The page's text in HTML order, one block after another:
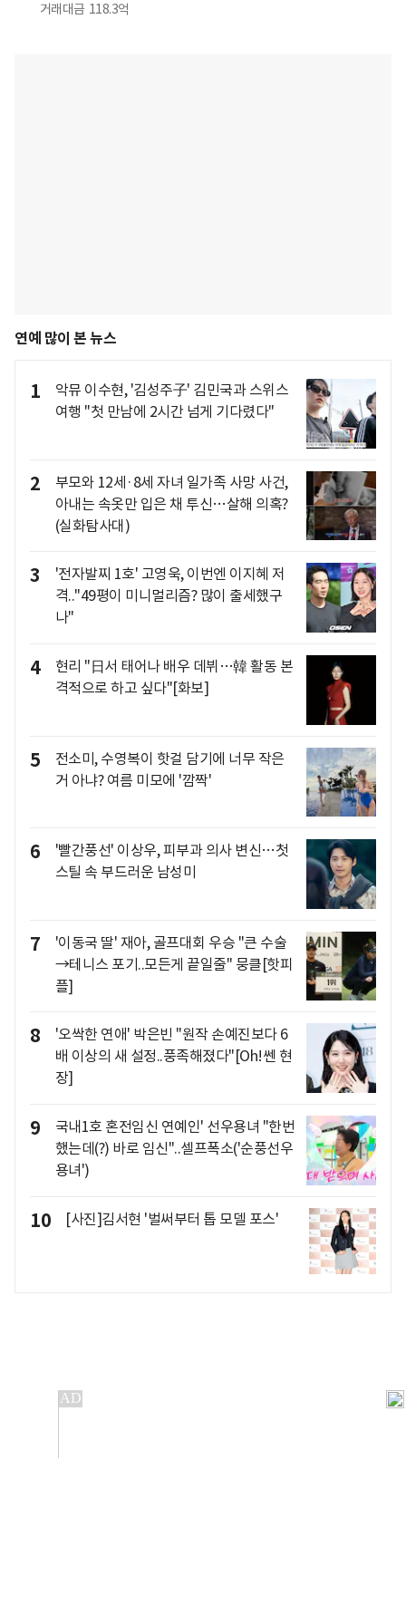
거래대금 118.3억
연예 많이 본 뉴스
1
악뮤 이수현, '김성주子' 김민국과 스위스
여행 "첫 만남에 2시간 넘게 기다렸다"
2
부모와 12세·8세 자녀 일가족 사망 사건,
아내는 속옷만 입은 채 투신…살해 의혹?
(실화탐사대)
3
'전자발찌 1호' 고영욱, 이번엔 이지혜 저
격.."49평이 미니멀리즘? 많이 출세했구
나"
4
현리 "日서 태어나 배우 데뷔…韓 활동 본
격적으로 하고 싶다"[화보]
5
전소미, 수영복이 핫걸 담기에 너무 작은
거 아냐? 여름 미모에 '깜짝'
6
'빨간풍선' 이상우, 피부과 의사 변신…첫
스틸 속 부드러운 남성미
7
'이동국 딸' 재아, 골프대회 우승 "큰 수술
→테니스 포기..모든게 끝일줄" 뭉클[핫피
플]
8
'오싹한 연애' 박은빈 "원작 손예진보다 6
배 이상의 새 설정..풍족해졌다"[Oh!쎈 현
장]
9
국내1호 혼전임신 연예인' 선우용녀 "한번
했는데(?) 바로 임신"..셀프폭소('순풍선우
용녀')
10 [사진]김서현 '벌써부터 톱 모델 포스'